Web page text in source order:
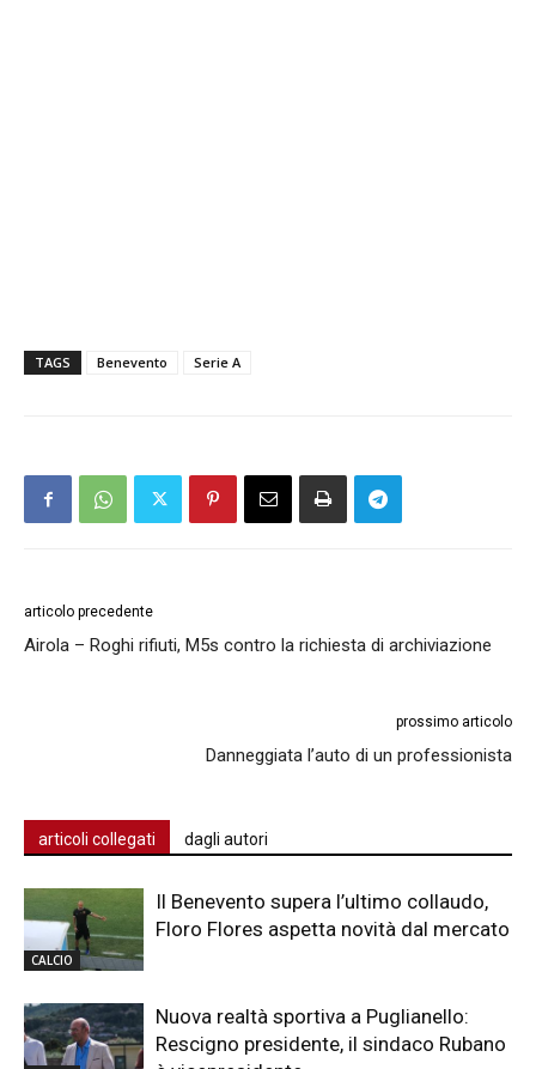
TAGS Benevento Serie A
articolo precedente
Airola – Roghi rifiuti, M5s contro la richiesta di archiviazione
prossimo articolo
Danneggiata l’auto di un professionista
articoli collegati dagli autori
CALCIO
Il Benevento supera l’ultimo collaudo,
Floro Flores aspetta novità dal mercato
Nuova realtà sportiva a Puglianello:
Rescigno presidente, il sindaco Rubano